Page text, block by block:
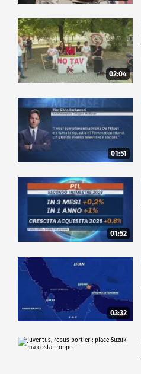
02:04
01:51
01:52
03:32